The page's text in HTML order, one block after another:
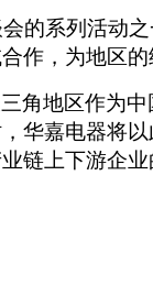
的系列活动
作，为地区的
角地区作为
华嘉电器将
上下游企